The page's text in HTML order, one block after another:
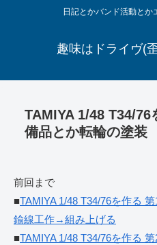
日記とかバンド活動とか
趣味はドライヴ(
TAMIYA 1/48 T34/
備品とか転輪の塗装
前回まで
■TAMIYA 1/48 T34/76を作る
鍮線工作→組み上げる
■TAMIYA 1/48 T34/76を作る